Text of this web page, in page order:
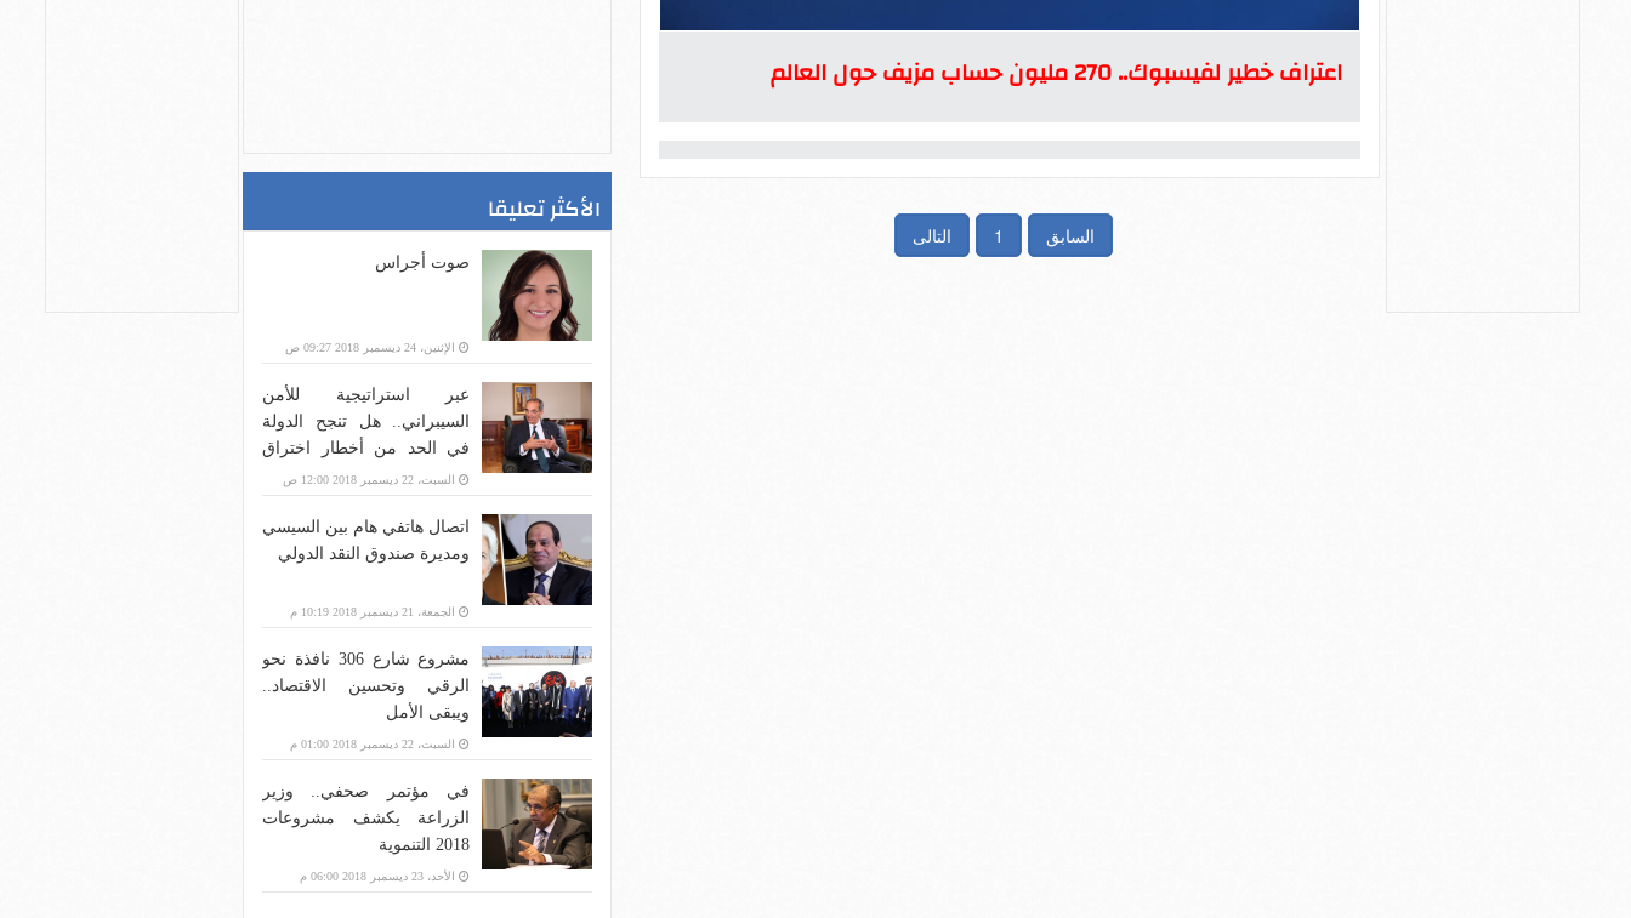
اعتراف خطير لفيسبوك.. 270 مليون حساب مزيف حول العالم
السابق 1 التالى
الأكثر تعليقا
صوت أجراس
الإثنين، 24 ديسمبر 2018 09:27 ص
عبر استراتيجية للأمن
السيبراني.. هل تنجح الدولة
في الحد من أخطار اختراق
بنية الاتصالات؟
السبت، 22 ديسمبر 2018 12:00 ص
اتصال هاتفي هام بين السيسي
ومديرة صندوق النقد الدولي
الجمعة، 21 ديسمبر 2018 10:19 م
مشروع شارع 306 نافذة نحو
الرقي وتحسين الاقتصاد..
ويبقى الأمل
السبت، 22 ديسمبر 2018 01:00 م
في مؤتمر صحفي.. وزير
الزراعة يكشف مشروعات
2018 التنموية
الأحد، 23 ديسمبر 2018 06:00 م